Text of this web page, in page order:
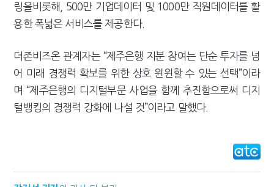
링을비롯해, 500만 기업데이터 및 1000만 직원데이터를 활
용한 폭넓은 서비스를 제공한다.
더존비즈온 관계자는 “제주은행 지분 참여는 단순 투자를 넘
어 미래 경쟁력 확보를 위한 상호 윈윈할 수 있는 선택”이라
며 “제주은행의 디지털부문 사업을 함께 추진함으로써 디지
털뱅킹의 경쟁력 강화에 나설 것”이라고 말했다.